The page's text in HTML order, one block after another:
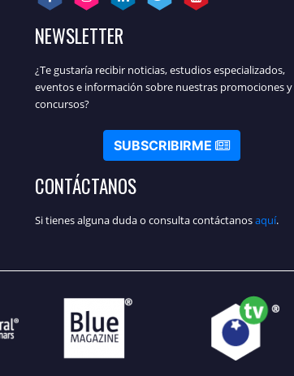
NEWSLETTER
¿Te gustaría recibir noticias, estudios especializados,
eventos e información sobre nuestras promociones y
concursos?
SUBSCRIBIRME
CONTÁCTANOS
Si tienes alguna duda o consulta contáctanosaquí.